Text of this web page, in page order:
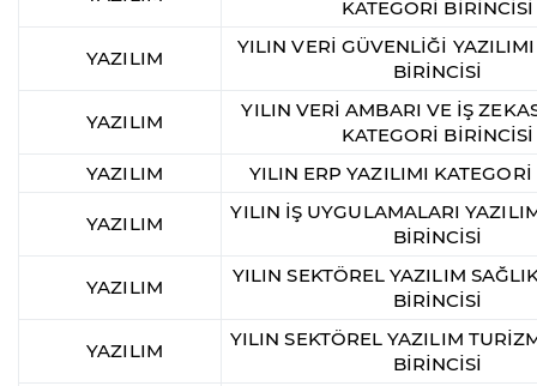
KATEGORİ BİRİNCİSİ
YAZILIM
YILIN VERİ GÜVENLİĞİ
BİRİNCİSİ
YAZILIM
YILIN VERİ AMBARI VE İŞ
KATEGORİ BİRİNCİSİ
YAZILIM
YILIN ERP YAZILIMI
YAZILIM
YILIN İŞ UYGULAMALARI
BİRİNCİSİ
YAZILIM
YILIN SEKTÖREL YAZILIM
BİRİNCİSİ
YAZILIM
YILIN SEKTÖREL YAZILIM
BİRİNCİSİ